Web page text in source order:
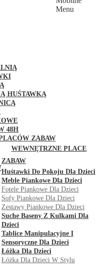
HUŚTAWKĄ
48H
ZABAW
Menu
WEWNĘTRZNE PLACE
ZABAW
Huśtawki Do Pokoju Dla Dzieci
Meble Piankowe Dla Dzieci
Fotele Piankowe Dla Dzieci
Sofy Piankowe Dla Dzieci
Zestawy Piankowe Dla Dzieci
Suche Baseny Z Kulkami Dla
Dzieci
Tablice Manipulacyjne I
Sensoryczne Dla Dzieci
Łóżka Dla Dzieci
Łóżka Dla Dzieci W Stylu